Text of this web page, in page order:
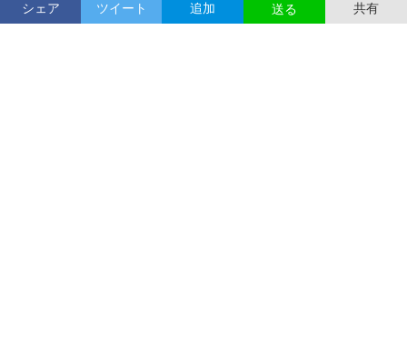
シェア ツイート 追加 送る 共有